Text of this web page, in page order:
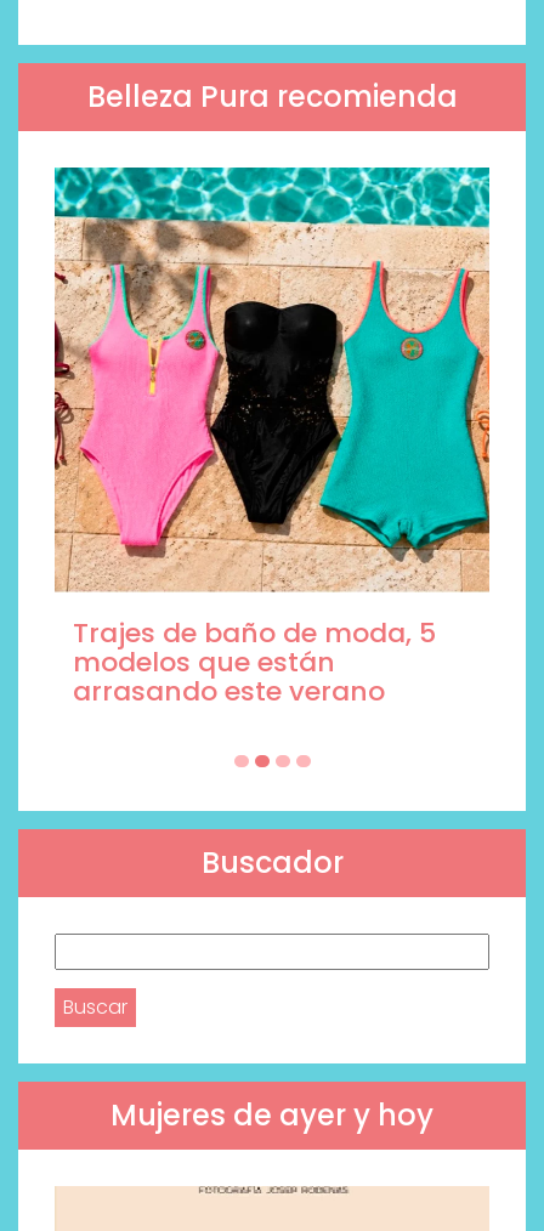
Belleza Pura recomienda
Trajes de baño de moda, 5
modelos que están
arrasando este verano
Buscador
Mujeres de ayer y hoy